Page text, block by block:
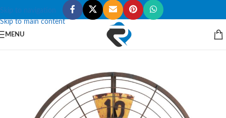
Skip to navigation
Skip to main content
MENU